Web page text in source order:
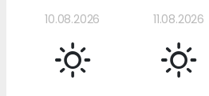
10.08.2026 11.08.2026